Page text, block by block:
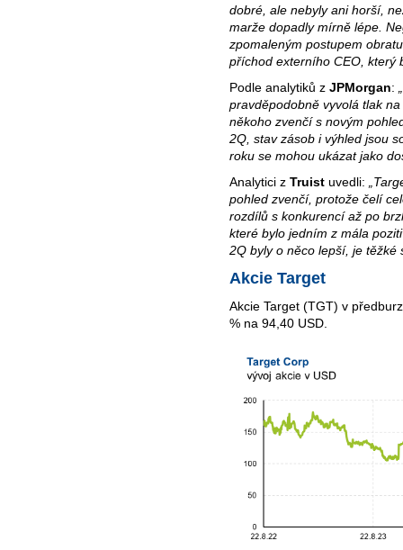
dobré, ale nebyly ani horší,
marže dopadly mírně lépe.
zpomaleným postupem
příchod externího CEO, který
Podle analytiků z JPMorgan:
pravděpodobně vyvolá tlak
někoho zvenčí s novým
2Q, stav zásob i výhled jsou
roku se mohou ukázat jako
Analytici z Truist uvedli:
pohled zvenčí, protože čelí
rozdílů s konkurencí až po
které bylo jedním z mála
2Q byly o něco lepší, je těžké
Akcie Target
Akcie Target (TGT) v
% na 94,40 USD.